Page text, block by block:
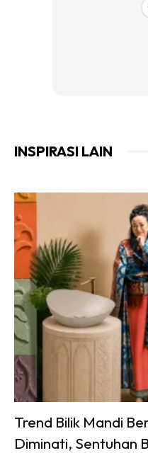
Anda mungkin
SHOPEE MY
Baseus BH1 Lite
80H Playtime
Wireless
Headphone
Bluetoo...
RM80.5RM74.06
INSPIRASI LAIN
Trend Bilik Mandi
Diminati, Sentuhan